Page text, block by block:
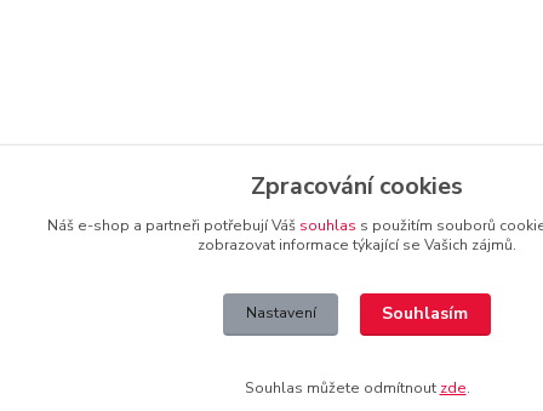
Zpracování cookies
Náš e-shop a partneři potřebují Váš souhlas s použitím souborů
zobrazovat informace týkající se Vašich zájmů.
Nastavení Souhlasím
Souhlas můžete odmítnout zde.